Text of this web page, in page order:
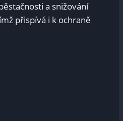
a snižování
přispívá i k ochraně